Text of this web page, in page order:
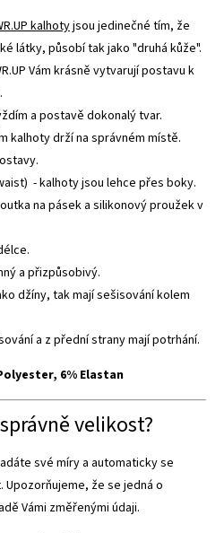
kalhotyjsou jedinečné tím, že
látky, působí tak jako "druhá kůže".
Vám krásně vytvarují postavu k
a postavě dokonalý tvar.
kalhoty drží na správném místě.
- kalhoty jsou lehce přes boky.
na pásek a silikonový proužek v
a přizpůsobivý.
džíny, tak mají sešisování kolem
a z přední strany mají potrhání.
6% Elastan
velikost?
své míry a automaticky se
že se jedná o
Vámi změřenými údaji.